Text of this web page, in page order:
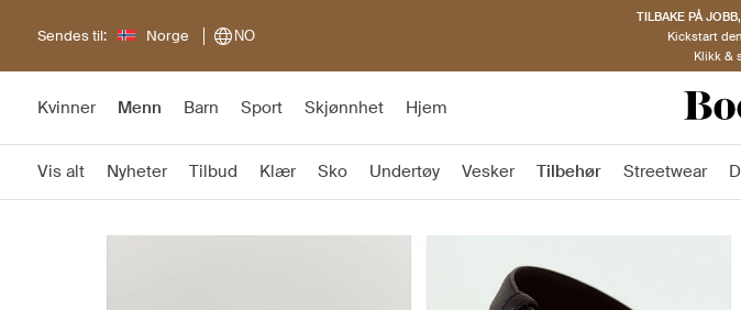
Sendes til: Norge NO
TILBAKE PÅ
Kickstart
Klikk &
Kvinner Menn Barn Sport Skjønnhet Hjem
Vis alt Nyheter Tilbud Klær Sko Undertøy Vesker Tilbehør Streetwear